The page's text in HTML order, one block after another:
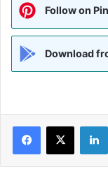
Follow on
Download
Facebook
X